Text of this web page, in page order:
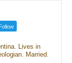
Lives in
Married.